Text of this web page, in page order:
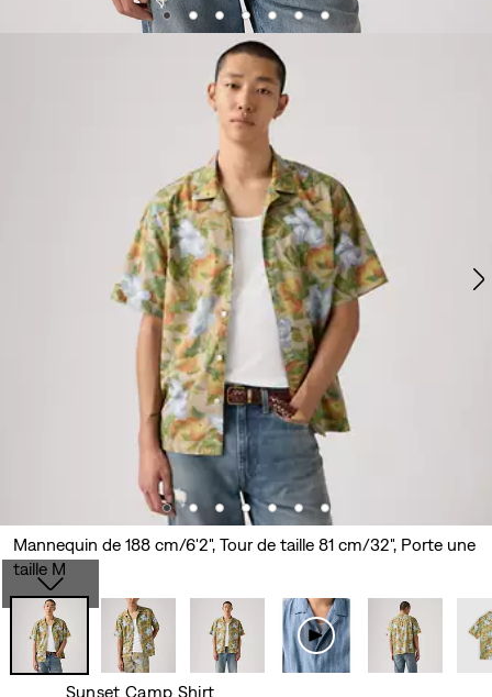
Mannequin de 188 cm/6'2", Tour de taille 81 cm/32", Porte une
taille M
Sunset Camp Shirt